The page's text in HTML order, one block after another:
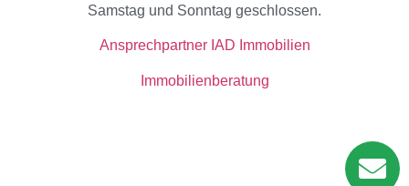
Samstag und Sonntag geschlossen.
Ansprechpartner IAD Immobilien
Immobilienberatung